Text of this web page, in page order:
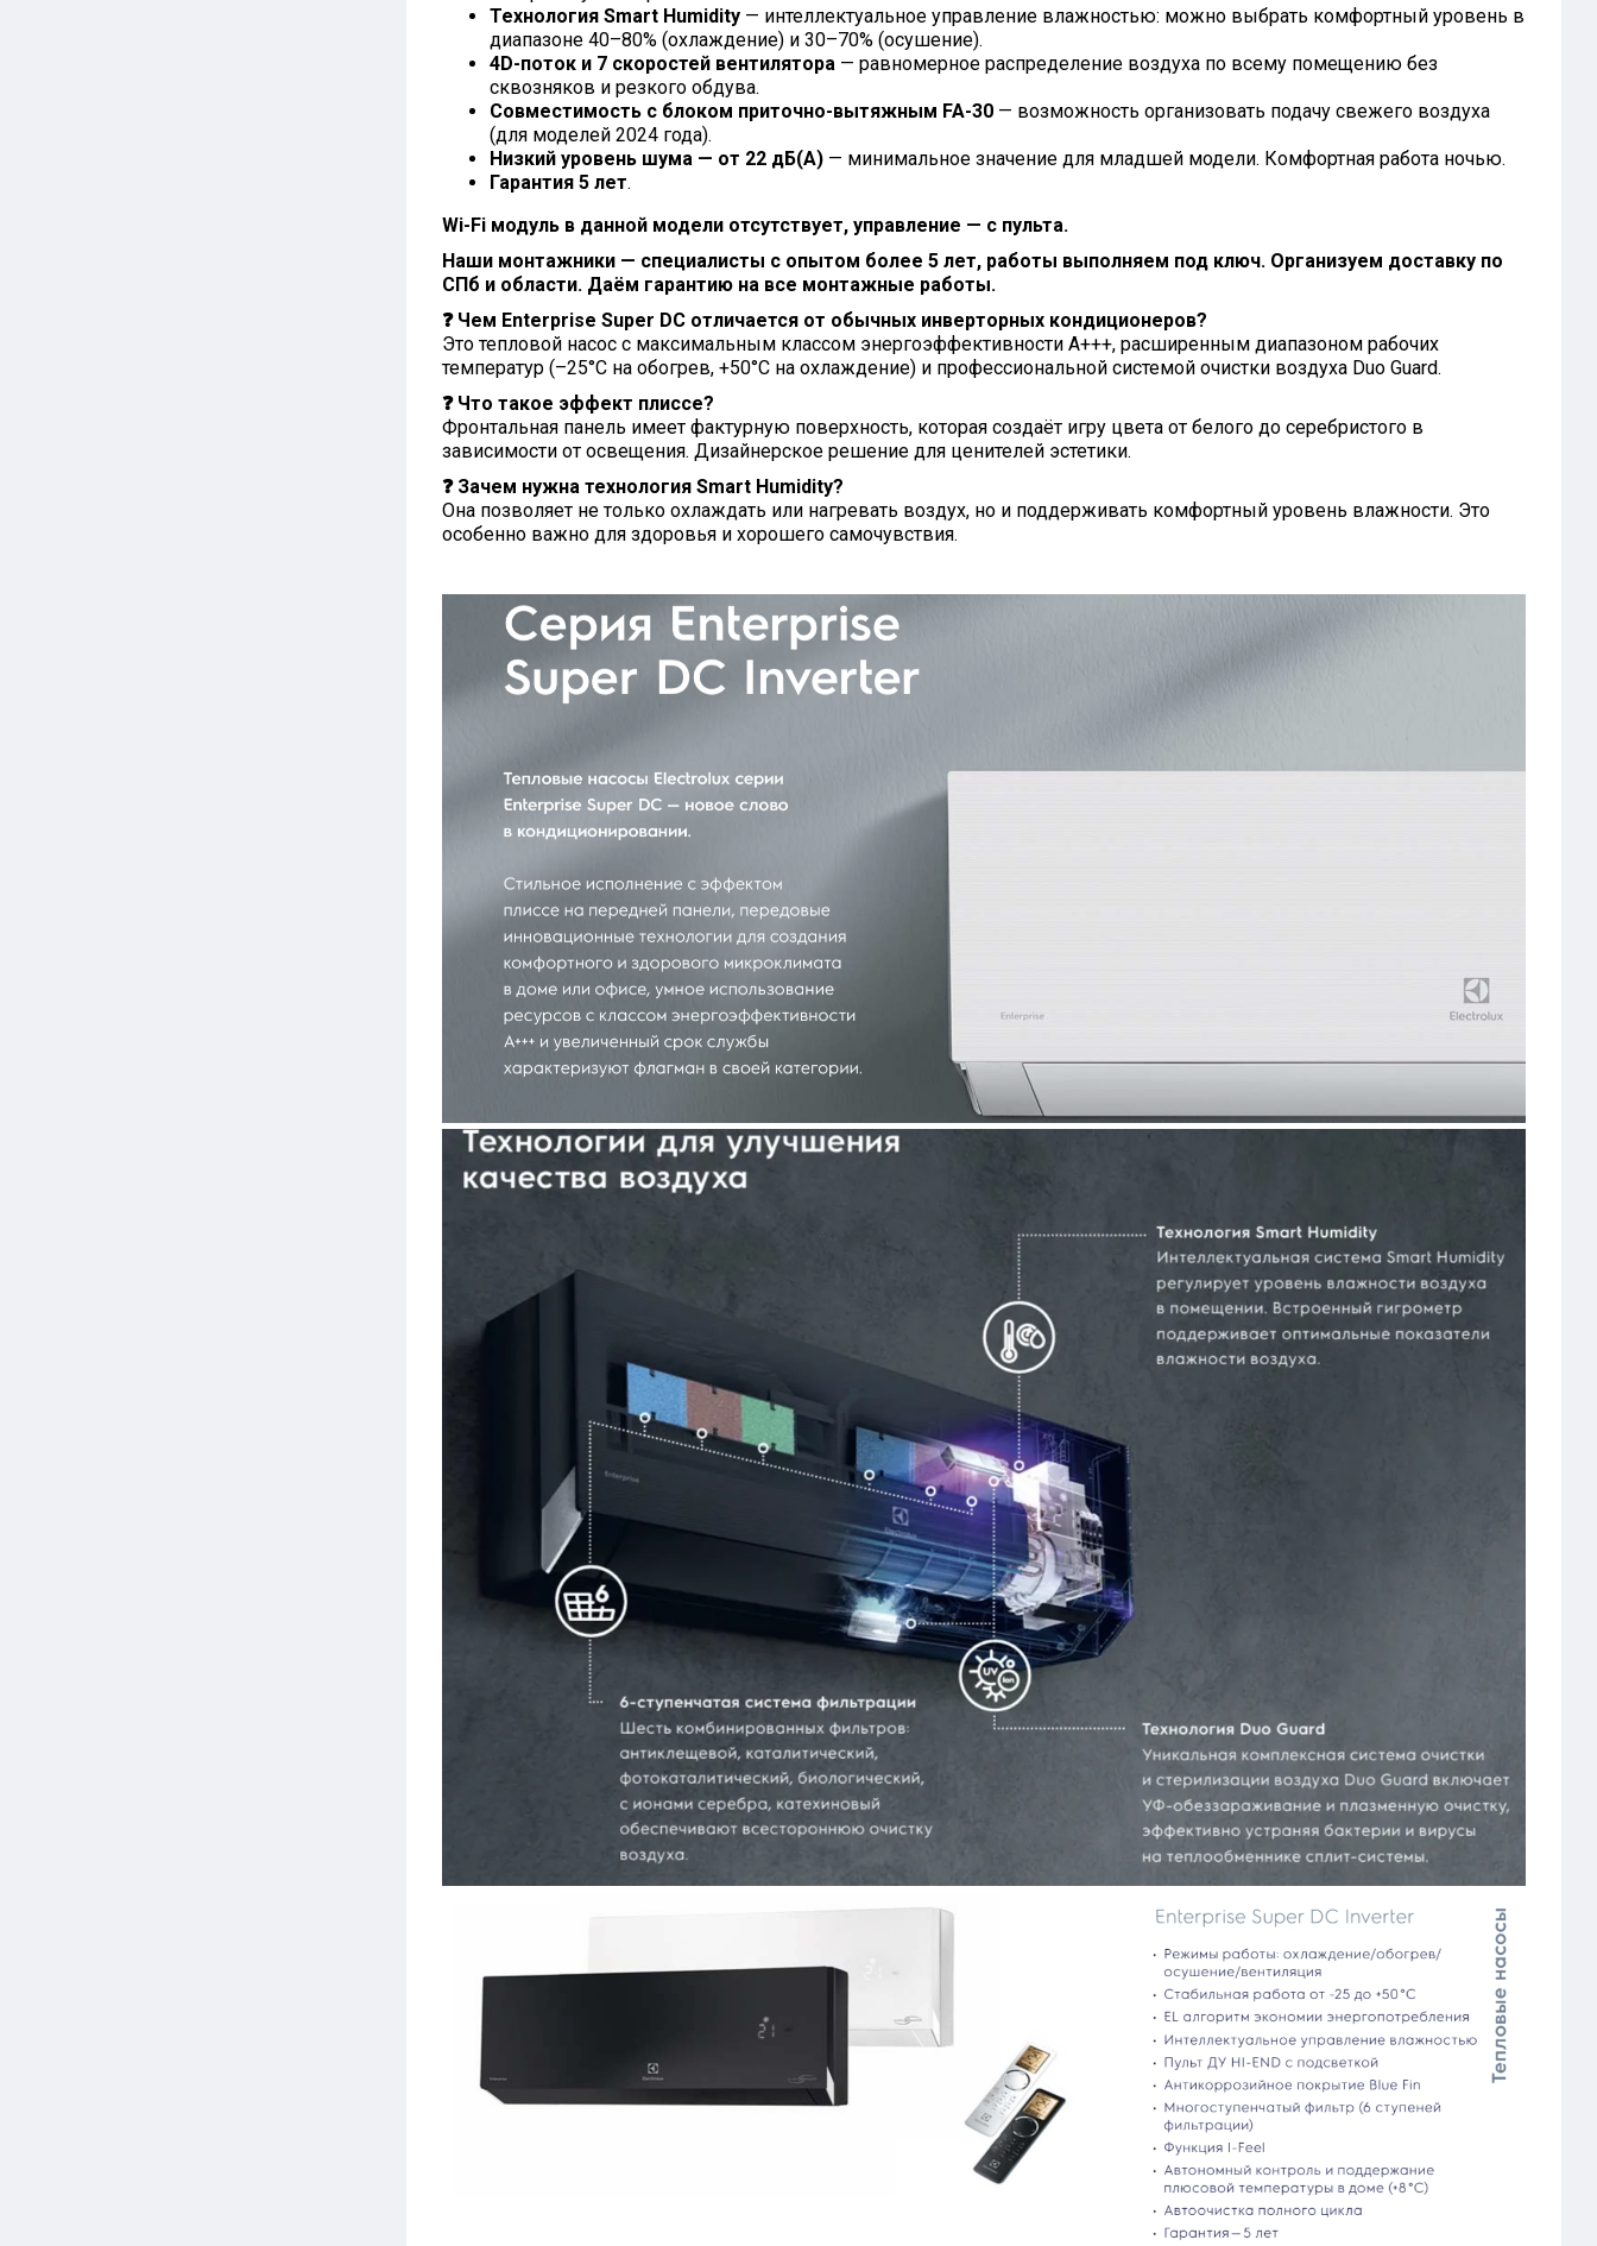
Технология Smart Humidity — интеллектуальное управление влажностью: можно выбрать комфортный уровень в
диапазоне 40–80% (охлаждение) и 30–70% (осушение).
4D-поток и 7 скоростей вентилятора — равномерное распределение воздуха по всему помещению без
сквозняков и резкого обдува.
Совместимость с блоком приточно-вытяжным FA-30 — возможность организовать подачу свежего воздуха
(для моделей 2024 года).
Низкий уровень шума — от 22 дБ(А) — минимальное значение для младшей модели. Комфортная работа ночью.
Гарантия 5 лет.
Wi-Fi модуль в данной модели отсутствует, управление — с пульта.
Наши монтажники — специалисты с опытом более 5 лет, работы выполняем под ключ. Организуем доставку по
СПб и области. Даём гарантию на все монтажные работы.
❓ Чем Enterprise Super DC отличается от обычных инверторных кондиционеров?
Это тепловой насос с максимальным классом энергоэффективности А+++, расширенным диапазоном рабочих
температур (–25°С на обогрев, +50°С на охлаждение) и профессиональной системой очистки воздуха Duo Guard.
❓ Что такое эффект плиссе?
Фронтальная панель имеет фактурную поверхность, которая создаёт игру цвета от белого до серебристого в
зависимости от освещения. Дизайнерское решение для ценителей эстетики.
❓ Зачем нужна технология Smart Humidity?
Она позволяет не только охлаждать или нагревать воздух, но и поддерживать комфортный уровень влажности. Это
особенно важно для здоровья и хорошего самочувствия.